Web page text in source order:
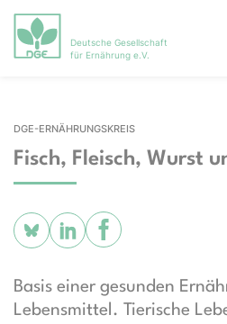
Deutsche Gesellschaft
für Ernährung e.V.
DGE-ERNÄHRUNGSKREIS
Fisch, Fleisch, Wurst
Basis einer gesunden
Lebensmittel. Tierische